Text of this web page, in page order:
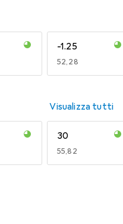
-1.25
EUR
52,28
Visualizza tutti
30
EUR
55,82